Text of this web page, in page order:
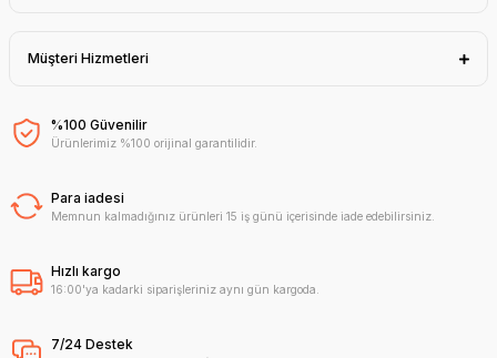
Müşteri Hizmetleri
%100 Güvenilir
Ürünlerimiz %100 orijinal garantilidir.
Para iadesi
Memnun kalmadığınız ürünleri 15 iş günü içerisinde iade edebilirsiniz.
Hızlı kargo
16:00'ya kadarki siparişleriniz aynı gün kargoda.
7/24 Destek